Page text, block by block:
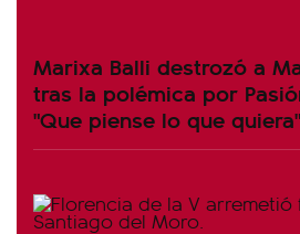
Marixa Balli destrozó a
tras la polémica por
"Que piense lo que quiera"